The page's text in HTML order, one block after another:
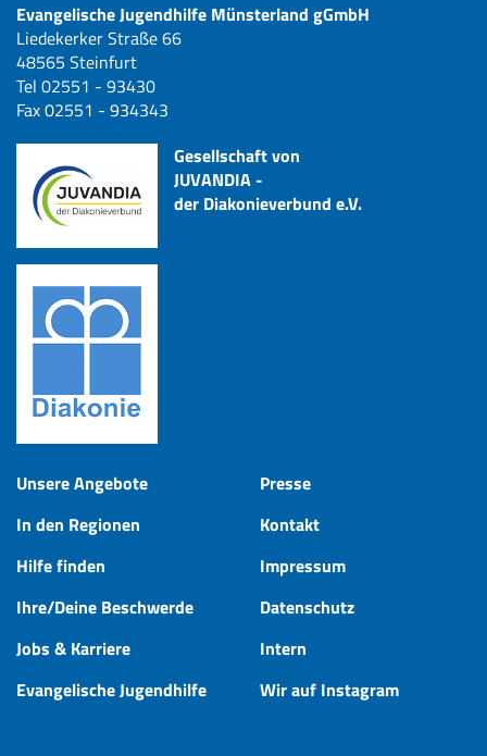
Evangelische Jugendhilfe Münsterland gGmbH
Liedekerker Straße 66
48565 Steinfurt
Tel 02551 - 93430
Fax 02551 - 934343
Gesellschaft von
JUVANDIA -
der Diakonieverbund e.V.
Unsere Angebote
In den Regionen
Hilfe finden
Ihre/Deine Beschwerde
Jobs & Karriere
Evangelische Jugendhilfe
Presse
Kontakt
Impressum
Datenschutz
Intern
Wir auf Instagram